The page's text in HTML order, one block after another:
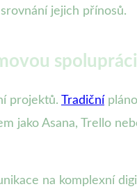
jejich přínosů.
spolupráci
projektů. Tradiční
jako Asana, Trello
na komplexní